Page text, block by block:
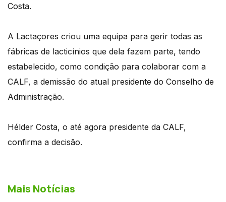
Costa.
A Lactaçores criou uma equipa para gerir todas as
fábricas de lacticínios que dela fazem parte, tendo
estabelecido, como condição para colaborar com a
CALF, a demissão do atual presidente do Conselho de
Administração.
Hélder Costa, o até agora presidente da CALF,
confirma a decisão.
Mais Notícias